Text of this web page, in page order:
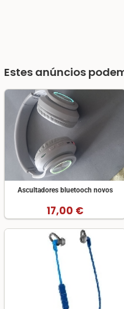
Estes anúncios
Ascultadores bluetooch novos
17,00 €